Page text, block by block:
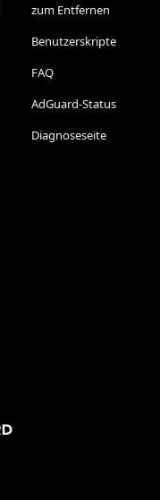
zum Entfernen
Benutzerskripte
FAQ
AdGuard-Status
Diagnoseseite